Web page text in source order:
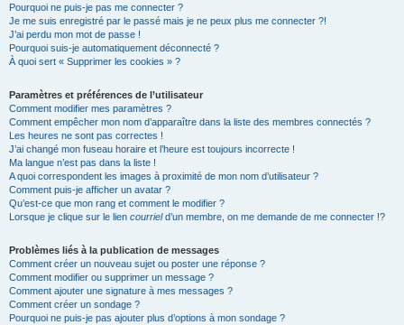
Pourquoi ne puis-je pas me connecter ?
Je me suis enregistré par le passé mais je ne peux plus me connecter ?!
J’ai perdu mon mot de passe !
Pourquoi suis-je automatiquement déconnecté ?
À quoi sert « Supprimer les cookies » ?
Paramètres et préférences de l’utilisateur
Comment modifier mes paramètres ?
Comment empêcher mon nom d’apparaître dans la liste des membres connectés ?
Les heures ne sont pas correctes !
J’ai changé mon fuseau horaire et l’heure est toujours incorrecte !
Ma langue n’est pas dans la liste !
A quoi correspondent les images à proximité de mon nom d’utilisateur ?
Comment puis-je afficher un avatar ?
Qu’est-ce que mon rang et comment le modifier ?
Lorsque je clique sur le lien courrield’un membre, on me demande de me connecter !?
Problèmes liés à la publication de messages
Comment créer un nouveau sujet ou poster une réponse ?
Comment modifier ou supprimer un message ?
Comment ajouter une signature à mes messages ?
Comment créer un sondage ?
Pourquoi ne puis-je pas ajouter plus d’options à mon sondage ?